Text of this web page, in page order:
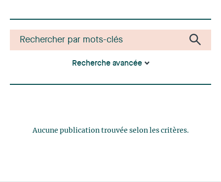
Recherche avancée
Aucune publication trouvée selon les critères.